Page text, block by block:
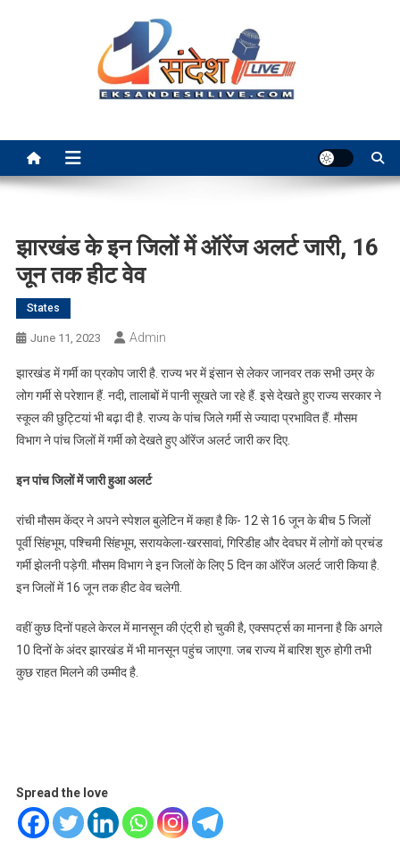
झारखंड के इन जिलों में ऑरेंज अलर्ट जारी, 16
जून तक हीट वेव
States
June 11, 2023 Admin
झारखंड में गर्मी का प्रकोप जारी है. राज्य भर में इंसान से लेकर जानवर तक सभी उम्र के
लोग गर्मी से परेशान हैं. नदी, तालाबों में पानी सूखते जा रहे हैं. इसे देखते हुए राज्य सरकार ने
स्कूल की छुट्टियां भी बढ़ा दी है. राज्य के पांच जिले गर्मी से ज्यादा प्रभावित हैं. मौसम
विभाग ने पांच जिलों में गर्मी को देखते हुए ऑरेंज अलर्ट जारी कर दिए.
इन पांच जिलों में जारी हुआ अलर्ट
रांची मौसम केंद्र ने अपने स्पेशल बुलेटिन में कहा है कि- 12 से 16 जून के बीच 5 जिलों
पूर्वी सिंहभूम, पश्चिमी सिंहभूम, सरायकेला-खरसावां, गिरिडीह और देवघर में लोगों को प्रचंड
गर्मी झेलनी पड़ेगी. मौसम विभाग ने इन जिलों के लिए 5 दिन का ऑरेंज अलर्ट जारी किया है.
इन जिलों में 16 जून तक हीट वेव चलेगी.
वहीं कुछ दिनों पहले केरल में मानसून की एंट्री हो चुकी है, एक्सपर्ट्स का मानना है कि अगले
10 दिनों के अंदर झारखंड में भी मानसून पहुंच जाएगा. जब राज्य में बारिश शुरु होगी तभी
कुछ राहत मिलने की उम्मीद है.
Spread the love